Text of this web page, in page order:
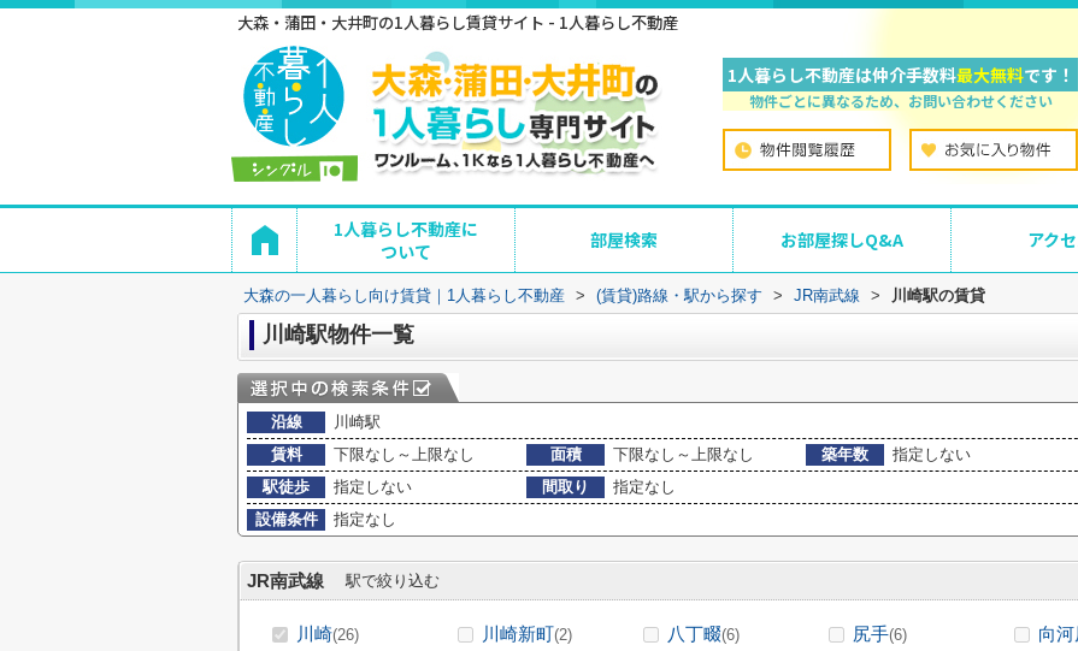
大森・蒲田・大井町の1人暮らし賃貸サイト - 1人暮らし不動産
1人暮らし不動産は仲介手数料最大無料です！
物件ごとに異なるため、お問い合わせください
1人暮らし不動産に
ついて
部屋検索 お部屋探しQ&A アク
大森の一人暮らし向け賃貸｜1人暮らし不動産 > (賃貸)路線・駅から探す > JR南武線 > 川崎駅の賃貸
川崎駅物件一覧
沿線
川崎駅
賃料
下限なし～上限なし 面積 下限なし～上限なし 築年数
指定しない
駅徒歩
指定しない 間取り
指定なし
設備条件
指定なし
JR南武線 駅で絞り込む
川崎(26) 川崎新町(2) 八丁畷(6) 尻手(6) 向